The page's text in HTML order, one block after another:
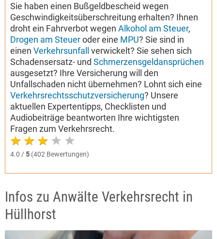
Sie haben einen Bußgeldbescheid wegen
Geschwindigkeitsüberschreitung erhalten? Ihnen
droht ein Fahrverbot wegen Alkohol am Steuer,
Drogen am Steueroder eine MPU? Sie sind in
einen Verkehrsunfall
verwickelt? Sie sehen sich
Schadensersatz- und Schmerzensgeldansprüchen
ausgesetzt? Ihre Versicherung will den
Unfallschaden nicht übernehmen? Lohnt sich eine
Verkehrsrechtsschutzversicherung? Unsere
aktuellen Expertentipps, Checklisten und
Audiobeiträge beantworten Ihre wichtigsten
Fragen zum Verkehrsrecht.
4.0 / 5 (402 Bewertungen)
Infos zu Anwälte Verkehrsrecht in
Hüllhorst